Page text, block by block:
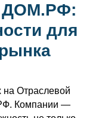
ДОМ.РФ:
для
на Отраслевой
Компании —